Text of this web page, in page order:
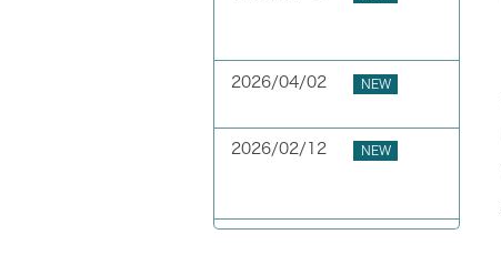
2026/04/02 NEW
2026/02/12 NEW